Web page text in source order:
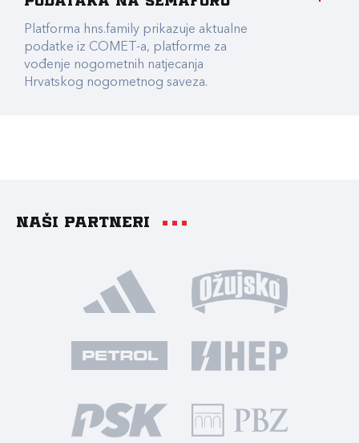
Platforma hns.family prikazuje aktualne
podatke iz COMET-a, platforme za
vođenje nogometnih natjecanja
Hrvatskog nogometnog saveza.
Naši partneri